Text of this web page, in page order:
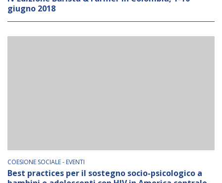
AL-INVEST Verde
Catalogo
giugno 2018
COESIONE SOCIALE - EVENTI
Best practices per il sostegno socio-psicologico a